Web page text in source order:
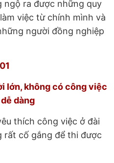
ngộ ra được những quy
việc từ chính mình và
người đồng nghiệp
01
lớn, không có công việc
dàng
thích công việc ở đài
rất cố gắng để thi được